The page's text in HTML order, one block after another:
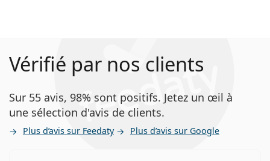
Vérifié par nos clients
Sur 55 avis, 98% sont positifs. Jetez un œil à
une sélection d'avis de clients.
Plus d’avis sur Feedaty Plus d’avis sur Google